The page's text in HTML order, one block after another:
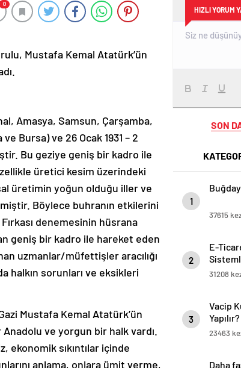
0
Mustafa Kemal Atatürk’ün
Amasya, Samsun, Çarşamba,
Bursa) ve 26 Ocak 1931 – 2
Bu geziye geniş bir kadro ile
üretici kesim üzerindeki
üretimin yoğun olduğu iller ve
Böylece buhranın etkilerini
denemesinin hüsrana
geniş bir kadro ile hareket eden
uzmanlar/müfettişler aracılığı
halkın sorunları ve eksikleri
Mustafa Kemal Atatürk’ün
Anadolu ve yorgun bir halk vardı.
ekonomik sıkıntılar içinde
anlama, onlara ümit verme,
HIZLI YORUM
SON
1
37615
2
E-
Yapılır?
31208
3
Vacip
Yapılır?
23463
Daha